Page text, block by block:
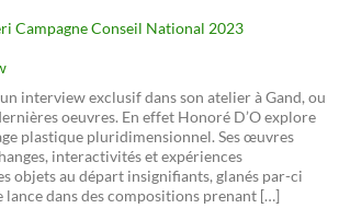
Campagne Conseil National 2023
interview exclusif dans son atelier à Gand, ou
oeuvres. En effet Honoré D’O explore
plastique pluridimensionnel. Ses œuvres
interactivités et expériences
objets au départ insignifiants, glanés par-ci
lance dans des compositions prenant […]